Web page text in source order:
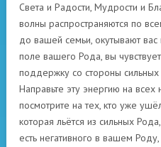
Света и Радости, Мудрости и
волны распространяются по
до вашей семьи, окутывают
поле вашего Рода, вы
поддержку со стороны
Направьте эту энергию на
посмотрите на тех, кто уже
которая льётся из сильных
есть негативного в вашем